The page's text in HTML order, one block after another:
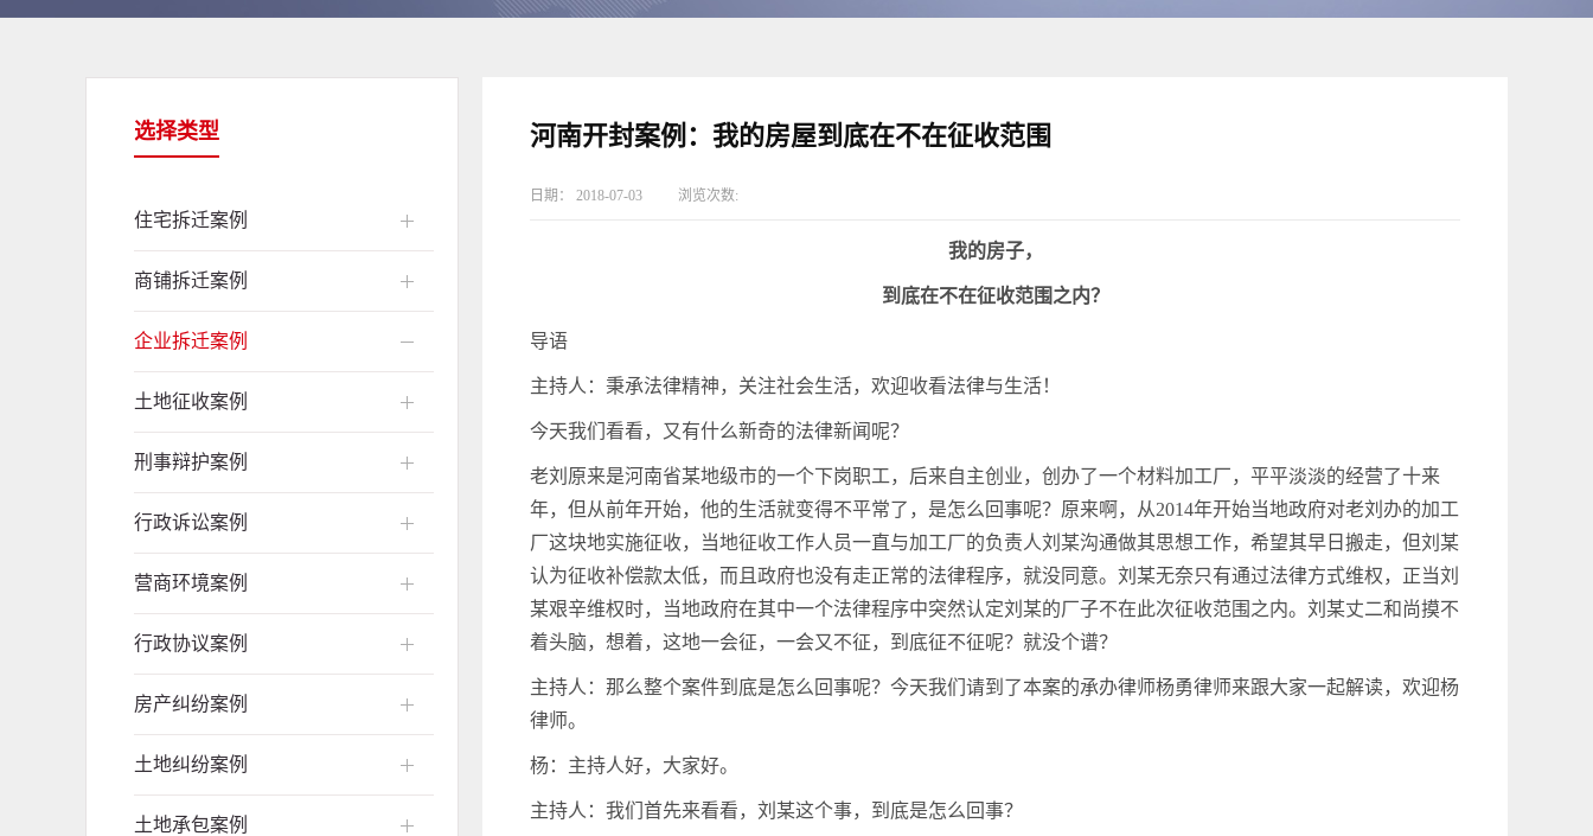
选择类型
住宅拆迁案例
商铺拆迁案例
企业拆迁案例
土地征收案例
刑事辩护案例
行政诉讼案例
营商环境案例
行政协议案例
房产纠纷案例
土地纠纷案例
土地承包案例
河南开封案例：我的房屋到底在不在征收范围
日期： 2018-07-03 浏览次数:
我的房子，
到底在不在征收范围之内？
导语
主持人：秉承法律精神，关注社会生活，欢迎收看法律与生活！
今天我们看看，又有什么新奇的法律新闻呢？
老刘原来是河南省某地级市的一个下岗职工，后来自主创业，创办了一个材料加工厂，平平淡淡的经营了十来
年，但从前年开始，他的生活就变得不平常了，是怎么回事呢？原来啊，从2014年开始当地政府对老刘办的加工
厂这块地实施征收，当地征收工作人员一直与加工厂的负责人刘某沟通做其思想工作，希望其早日搬走，但刘某
认为征收补偿款太低，而且政府也没有走正常的法律程序，就没同意。刘某无奈只有通过法律方式维权，正当刘
某艰辛维权时，当地政府在其中一个法律程序中突然认定刘某的厂子不在此次征收范围之内。刘某丈二和尚摸不
着头脑，想着，这地一会征，一会又不征，到底征不征呢？就没个谱？
主持人：那么整个案件到底是怎么回事呢？今天我们请到了本案的承办律师杨勇律师来跟大家一起解读，欢迎杨
律师。
杨：主持人好，大家好。
主持人：我们首先来看看，刘某这个事，到底是怎么回事？